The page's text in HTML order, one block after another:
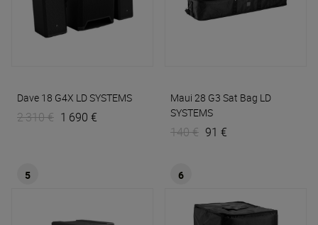
Dave 18 G4X LD SYSTEMS
2 310 € 1 690 €
Maui 28 G3 Sat Bag LD
SYSTEMS
140 € 91 €
5 6